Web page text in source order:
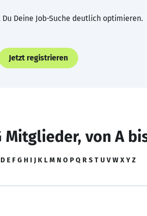
Deine Job-Suche deutlich optimieren.
Jetzt registrieren
Mitglieder, von A
D E F G H I J K L M N O P Q R S T U V W X Y Z